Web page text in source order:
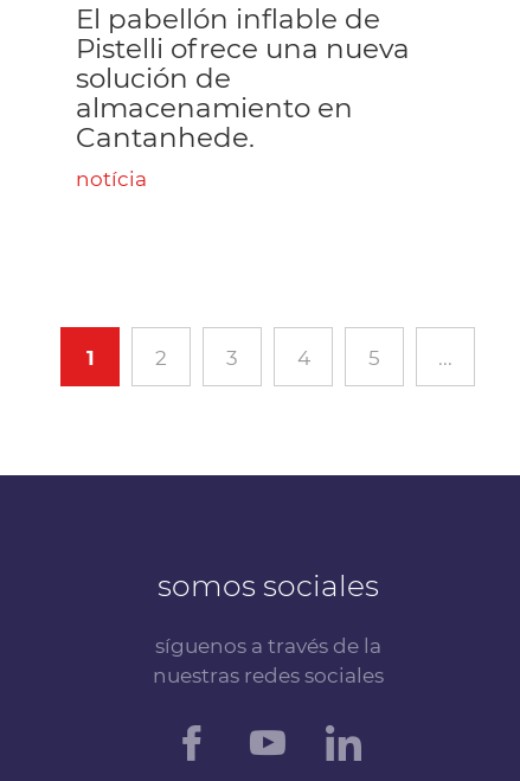
El pabellón inflable de
Pistelli ofrece una nueva
solución de
almacenamiento en
Cantanhede.
notícia
1 2 3 4 5 ...
somos sociales
síguenos a través de la
nuestras redes sociales